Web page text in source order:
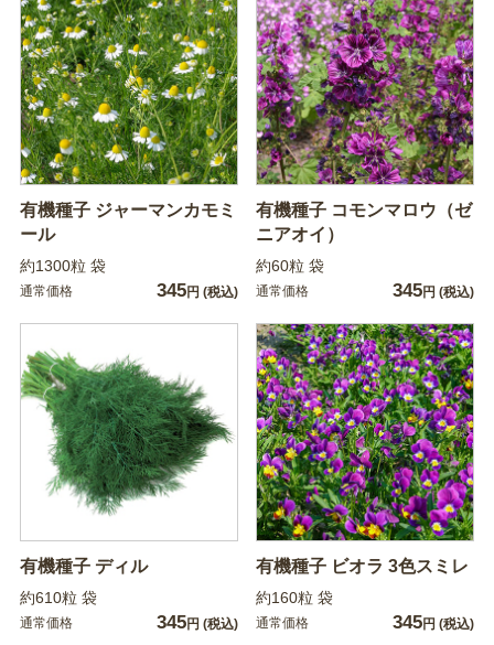
有機種子 ジャーマンカモミ
ール
約1300粒 袋
通常価格 345円 (税込)
有機種子 コモンマロウ（ゼ
ニアオイ）
約60粒 袋
通常価格 345円 (税込)
有機種子 ディル
約610粒 袋
通常価格 345円 (税込)
有機種子 ビオラ 3色スミレ
約160粒 袋
通常価格 345円 (税込)